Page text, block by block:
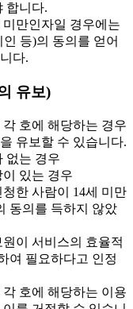
합니다.
만인자일 경우에는
등)의 동의를 얻어
다.
유보)
호에 해당하는 경우
유보할 수 있습니다.
없는 경우
있는 경우
한 사람이 14세 미만
동의를 득하지 않았
이 서비스의 효율적
여 필요하다고 인정
호에 해당하는 이용